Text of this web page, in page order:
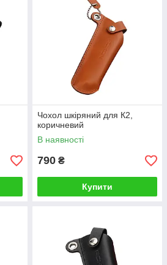
Чохол шкіряний для К2,
коричневий
В наявності
790 ₴
Купити